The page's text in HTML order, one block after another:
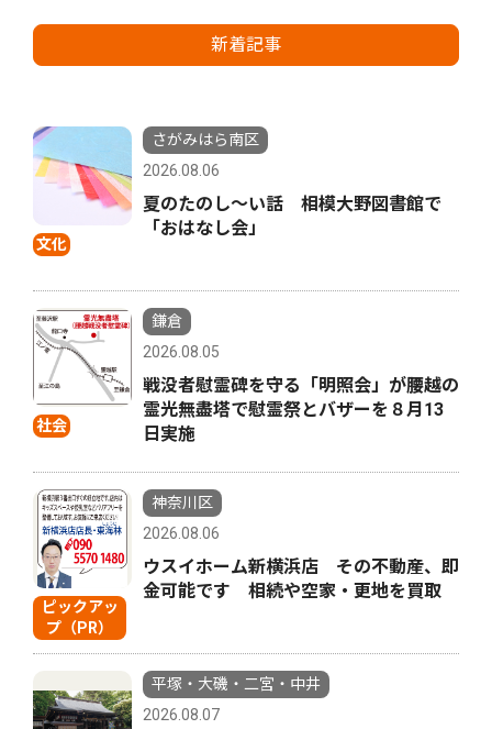
新着記事
文化
さがみはら南区
2026.08.06
夏のたのし〜い話 相模大野図書館で
「おはなし会」
社会
鎌倉
2026.08.05
戦没者慰霊碑を守る「明照会」が腰越の
霊光無盡塔で慰霊祭とバザーを８月13
日実施
ピックアッ
プ（PR）
神奈川区
2026.08.06
ウスイホーム新横浜店 その不動産、即
金可能です 相続や空家・更地を買取
平塚・大磯・二宮・中井
2026.08.07